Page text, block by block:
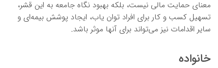
معنای حمایت مالی نیست، بلکه بهبود نگاه جامعه به این قشر،
تسهیل کسب و کار برای افراد توان یاب، ایجاد پوشش بیمه‌ای و
سایر اقدامات نیز می‌تواند برای آنها موثر باشد.
خانواده